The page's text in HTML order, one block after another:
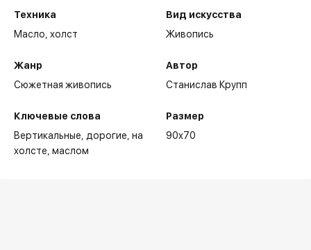
Техника
Масло,холст
Жанр
Сюжетная живопись
Ключевые слова
Вертикальные дорогие на
холсте маслом
Вид искусства
Живопись
Автор
Станислав Крупп
Размер
90x70